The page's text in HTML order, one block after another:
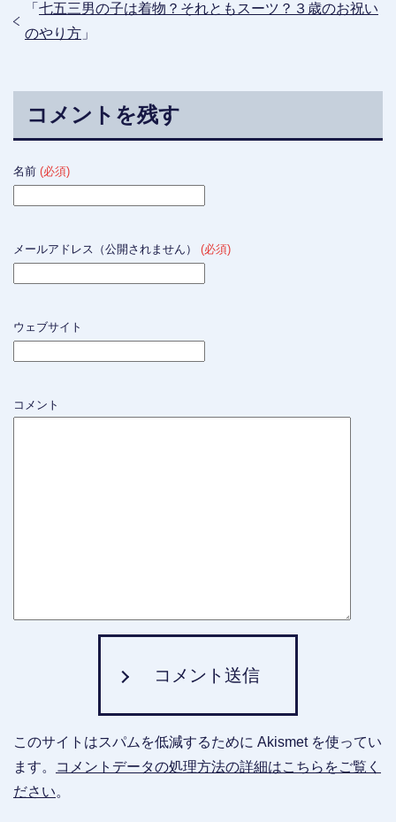
「 七五三男の子は着物？それともスーツ？３歳のお祝い
のやり方 」
コメントを残す
名前 (必須)
メールアドレス（公開されません） (必須)
ウェブサイト
コメント
コメント送信
このサイトはスパムを低減するために Akismet を使ってい
ます。
コメントデータの処理方法の詳細はこちらをご覧く
ださい。